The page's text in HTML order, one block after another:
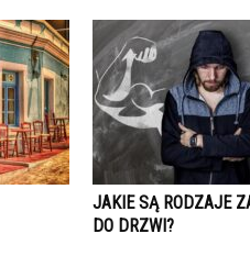
JAKIE SĄ RODZAJE
DO DRZWI?